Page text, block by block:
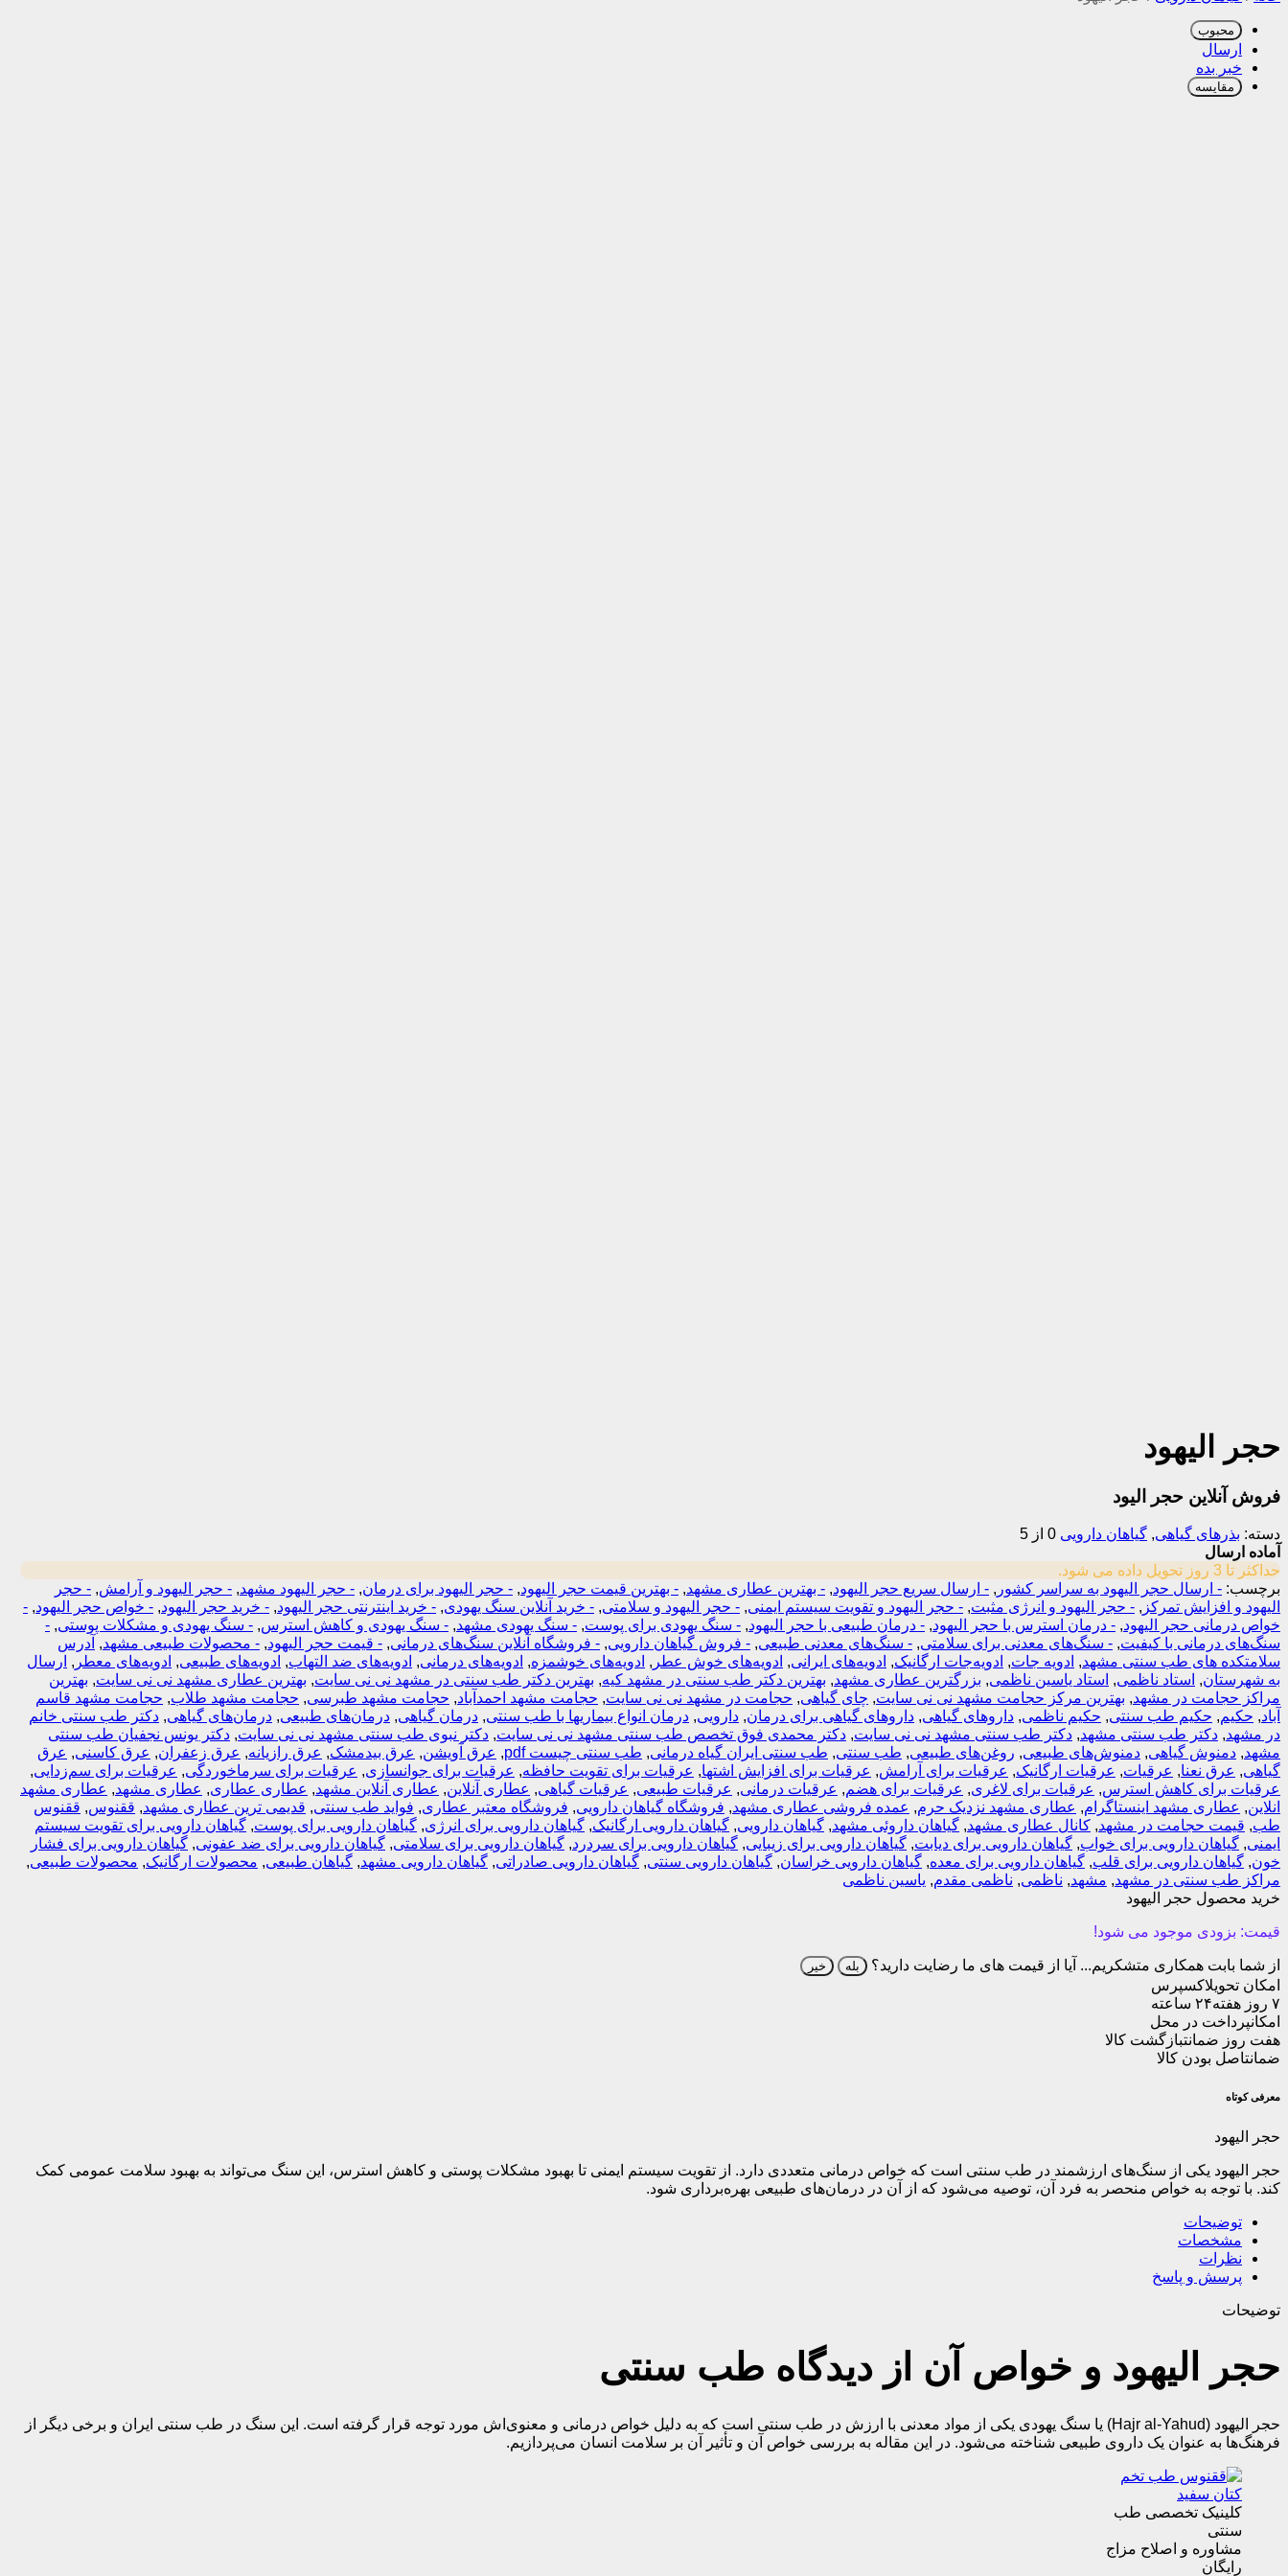
محبوب
ارسال
خبر بده
مقایسه
حجر الیهود
فروش آنلاین حجر الیود
دسته: بذرهای گیاهی, گیاهان دارویی 0 از 5
آماده ارسال
حداکثر تا 3 روز تحویل داده می شود.
برچسب: - ارسال حجر الیهود به سراسر کشور , - ارسال سریع حجر الیهود, - بهترین عطاری مشهد, - بهترین قیمت حجر الیهود, - حجر الیهود برای درمان, - حجر الیهود مشهد, - حجر الیهود و آرامش, - حجر
الیهود و افزایش تمرکز , - حجر الیهود و انرژی مثبت, - حجر الیهود و تقویت سیستم ایمنی, - حجر الیهود و سلامتی, - خرید آنلاین سنگ یهودی, - خرید اینترنتی حجر الیهود, - خرید حجر الیهود, - خواص حجر الیهود,
-
خواص درمانی حجر الیهود, - درمان استرس با حجر الیهود, - درمان طبیعی با حجر الیهود, - سنگ یهودی برای پوست, - سنگ یهودی مشهد, - سنگ یهودی و کاهش استرس, - سنگ یهودی و مشکلات پوستی,
-
سنگ‌های درمانی با کیفیت, - سنگ‌های معدنی برای سلامتی, - سنگ‌های معدنی طبیعی, - فروش گیاهان دارویی, - فروشگاه آنلاین سنگ‌های درمانی, - قیمت حجر الیهود, - محصولات طبیعی مشهد, آدرس
سلامتکده های طب سنتی مشهد, ادویه جات, ادویه‌جات ارگانیک, ادویه‌های ایرانی, ادویه‌های خوش عطر , ادویه‌های خوشمزه, ادویه‌های درمانی, ادویه‌های ضد التهاب, ادویه‌های طبیعی, ادویه‌های معطر , ارسال
به شهرستان, استاد ناظمی, استاد یاسین ناظمی, بزرگترین عطاری مشهد, بهترین دکتر طب سنتی در مشهد کیه, بهترین دکتر طب سنتی در مشهد نی نی سایت, بهترین عطاری مشهد نی نی سایت, بهترین
مراکز حجامت در مشهد, بهترین مرکز حجامت مشهد نی نی سایت, چای گیاهی, حجامت در مشهد نی نی سایت, حجامت مشهد احمدآباد, حجامت مشهد طبرسی, حجامت مشهد طلاب, حجامت مشهد قاسم
آباد, حکیم, حکیم طب سنتی, حکیم ناظمی, داروهای گیاهی, داروهای گیاهی برای درمان, دارویی, درمان انواع بیماریها با طب سنتی, درمان گیاهی, درمان‌های طبیعی, درمان‌های گیاهی, دکتر طب سنتی خانم
در مشهد, دکتر طب سنتی مشهد, دکتر طب سنتی مشهد نی نی سایت, دکتر محمدی فوق تخصص طب سنتی مشهد نی نی سایت, دکتر نبوی طب سنتی مشهد نی نی سایت, دکتر یونس نجفیان طب سنتی
مشهد, دمنوش گیاهی, دمنوش‌های طبیعی, روغن‌های طبیعی, طب سنتی, طب سنتی ایران گیاه درمانی, طب سنتی چیست pdf , عرق آویشن, عرق بیدمشک, عرق رازیانه, عرق زعفران, عرق کاسنی, عرق
گیاهی, عرق نعنا, عرقیات, عرقیات ارگانیک, عرقیات برای آرامش, عرقیات برای افزایش اشتها, عرقیات برای تقویت حافظه, عرقیات برای جوانسازی, عرقیات برای سرماخوردگی, عرقیات برای سم‌زدایی,
عرقیات برای کاهش استرس, عرقیات برای لاغری, عرقیات برای هضم, عرقیات درمانی, عرقیات طبیعی, عرقیات گیاهی, عطاری آنلاین, عطاری آنلاین مشهد, عطاری عطاری, عطاری مشهد, عطاری مشهد
انلاین, عطاری مشهد اینستاگرام, عطاری مشهد نزدیک حرم, عمده فروشی عطاری مشهد, فروشگاه گیاهان دارویی, فروشگاه معتبر عطاری, فواید طب سنتی, قدیمی ترین عطاری مشهد, ققنوس, ققنوس
طب, قیمت حجامت در مشهد, کانال عطاری مشهد, گیاهان داروئی مشهد, گیاهان دارویی, گیاهان دارویی ارگانیک, گیاهان دارویی برای انرژی, گیاهان دارویی برای پوست, گیاهان دارویی برای تقویت سیستم
ایمنی, گیاهان دارویی برای خواب, گیاهان دارویی برای دیابت, گیاهان دارویی برای زیبایی, گیاهان دارویی برای سردرد, گیاهان دارویی برای سلامتی, گیاهان دارویی برای ضد عفونی, گیاهان دارویی برای فشار
خون, گیاهان دارویی برای قلب, گیاهان دارویی برای معده, گیاهان دارویی خراسان, گیاهان دارویی سنتی, گیاهان دارویی صادراتی, گیاهان دارویی مشهد, گیاهان طبیعی, محصولات ارگانیک, محصولات طبیعی,
مراکز طب سنتی در مشهد, مشهد, ناظمی, ناظمی مقدم, یاسین ناظمی
خرید محصول حجر الیهود
قیمت: بزودی موجود می شود!
از شما بابت همکاری متشکریم... آیا از قیمت های ما رضایت دارید؟ بله خیر
امکان تحویلاکسپرس
۷ روز هفته
۲۴ ساعته
امکانپرداخت در محل
هفت روز ضمانتبازگشت کالا
ضمانتاصل بودن کالا
معرفی کوتاه
حجر الیهود
حجر الیهود یکی از سنگ‌های ارزشمند در طب سنتی است که خواص درمانی متعددی دارد. از تقویت سیستم ایمنی تا بهبود مشکلات پوستی و کاهش استرس، این سنگ می‌تواند به بهبود سلامت عمومی کمک
کند. با توجه به خواص منحصر به فرد آن، توصیه می‌شود که از آن در درمان‌های طبیعی بهره‌برداری شود.
توضیحات
مشخصات
نظرات
پرسش و پاسخ
توضیحات
حجر الیهود و خواص آن از دیدگاه طب سنتی
حجر الیهود (Hajr al-Yahud) یا سنگ یهودی یکی از مواد معدنی با ارزش در طب سنتی است که به دلیل خواص درمانی و معنوی‌اش مورد توجه قرار گرفته است. این سنگ در طب سنتی ایران و برخی دیگر از
فرهنگ‌ها به عنوان یک داروی طبیعی شناخته می‌شود. در این مقاله به بررسی خواص آن و تأثیر آن بر سلامت انسان می‌پردازیم.
کلینیک تخصصی طب
سنتی
مشاوره و اصلاح مزاج
رایگان